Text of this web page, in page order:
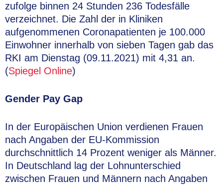
zufolge binnen 24 Stunden 236 Todesfälle
verzeichnet. Die Zahl der in Kliniken
aufgenommenen Coronapatienten je 100.000
Einwohner innerhalb von sieben Tagen gab das
RKI am Dienstag (09.11.2021) mit 4,31 an.
(Spiegel Online)
Gender Pay Gap
In der Europäischen Union verdienen Frauen
nach Angaben der EU-Kommission
durchschnittlich 14 Prozent weniger als Männer.
In Deutschland lag der Lohnunterschied
zwischen Frauen und Männern nach Angaben